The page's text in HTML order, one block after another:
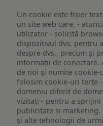
Un cookie este fişier
un site web care, -
utilizator - solicită
dispozitivul dvs. pentru
despre dvs., precum și
informații de conectare.
de noi și numite cookie-
folosim cookie-uri terțe
domeniu diferit de
vizitați - pentru a
publicitate și
și alte tehnologii de